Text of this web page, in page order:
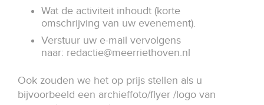
Wat de activiteit inhoudt (korte
omschrijving van uw evenement).
Verstuur uw e-mail vervolgens
naar: redactie@meerriethoven.nl
Ook zouden we het op prijs stellen als u
bijvoorbeeld een archieffoto/flyer /logo van